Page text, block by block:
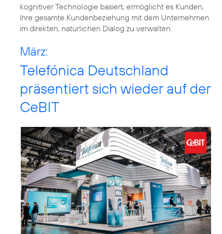
kognitiver Technologie basiert, ermöglicht es Kunden,
ihre gesamte Kundenbeziehung mit dem Unternehmen
im direkten, natürlichen Dialog zu verwalten.
März:
Telefónica Deutschland
präsentiert sich wieder auf der
CeBIT